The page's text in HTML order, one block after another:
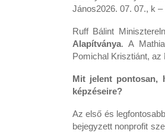
János2026. 07. 07., k –
Ruff Bálint
Alapítványa. A
Pomichal Krisztiánt,
Mit jelent pontosan,
képzéseire?
Az első és
bejegyzett nonprofit